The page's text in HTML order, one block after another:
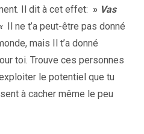
Il dit à cet effet: » Vas
Il ne t’a peut-être pas donné
mais Il t’a donné
toi. Trouve ces personnes
le potentiel que tu
à cacher même le peu